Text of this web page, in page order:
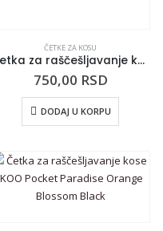
ČETKE ZA KOSU
Četka za raščešljavanje kose INFINITY Hairfection Pink
750,00 RSD
DODAJ U KORPU